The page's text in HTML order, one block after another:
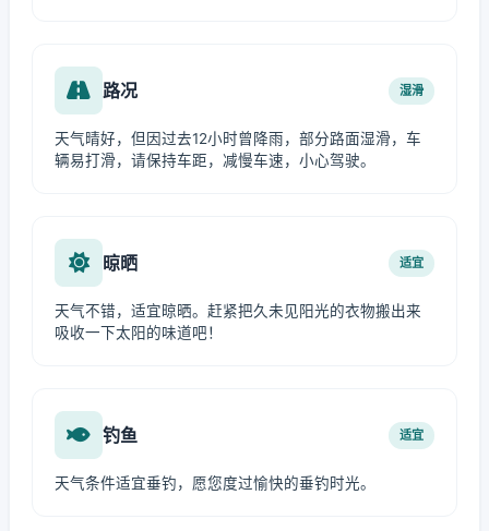
路况 湿滑
天气晴好，但因过去12小时曾降雨，部分路面湿滑，车
辆易打滑，请保持车距，减慢车速，小心驾驶。
晾晒 适宜
天气不错，适宜晾晒。赶紧把久未见阳光的衣物搬出来
吸收一下太阳的味道吧！
钓鱼 适宜
天气条件适宜垂钓，愿您度过愉快的垂钓时光。